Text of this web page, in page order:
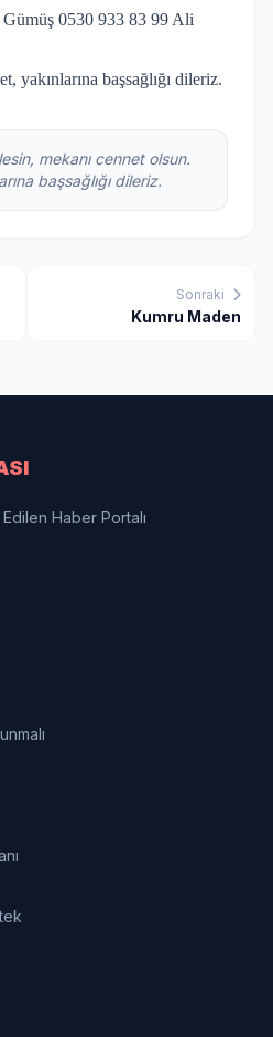
0530 933 83 99 Ali
yakınlarına başsağlığı dileriz.
mekanı cennet olsun.
başsağlığı dileriz.
Sonraki
Kumru Maden
Haber Portalı